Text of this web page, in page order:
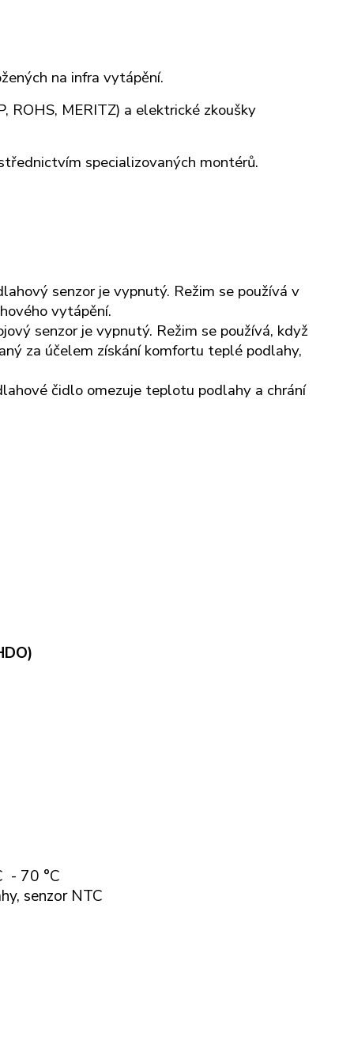
na infra vytápění.
ROHS, MERITZ) a elektrické zkoušky
specializovaných montérů.
senzor je vypnutý. Režim se používá v
vytápění.
senzor je vypnutý. Režim se používá, když
za účelem získání komfortu teplé podlahy,
čidlo omezuje teplotu podlahy a chrání
- 70 °C
senzor NTC